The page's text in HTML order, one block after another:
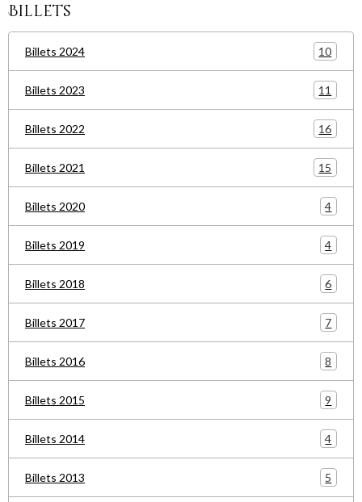
Billets
Billets 2024 10
Billets 2023 11
Billets 2022 16
Billets 2021 15
Billets 2020 4
Billets 2019 4
Billets 2018 6
Billets 2017 7
Billets 2016 8
Billets 2015 9
Billets 2014 4
Billets 2013 5